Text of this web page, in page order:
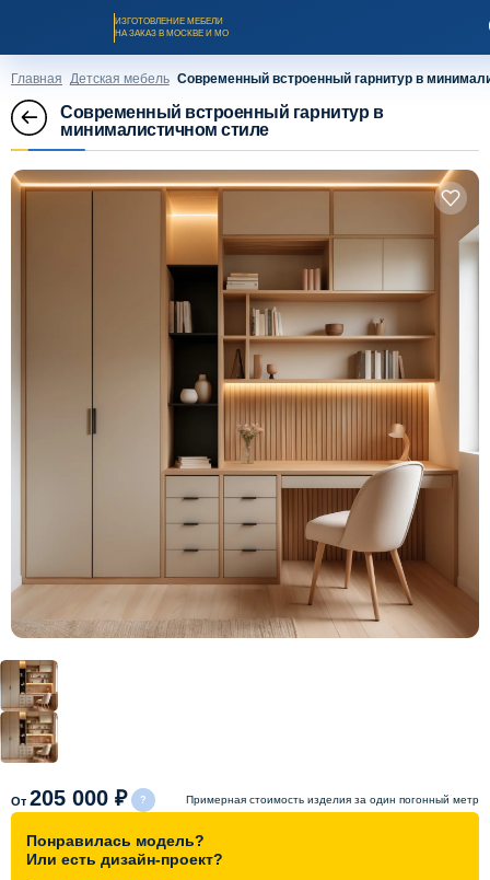
ИЗГОТОВЛЕНИЕ МЕБЕЛИ
НА ЗАКАЗ В МОСКВЕ И МО
Заказать звонок
Каталог мебели на заказ
Оплата и доставка
Рассрочка и кредит
Портфолио
Видеоотзывы
Контакты
Главная Детская мебель Современный встроенный гарнитур в
Современный встроенный гарнитур в
минималистичном стиле
От 205 000 ₽ Примерная стоимость изделия за один погонный метр
Понравилась модель?
Или есть дизайн-проект?